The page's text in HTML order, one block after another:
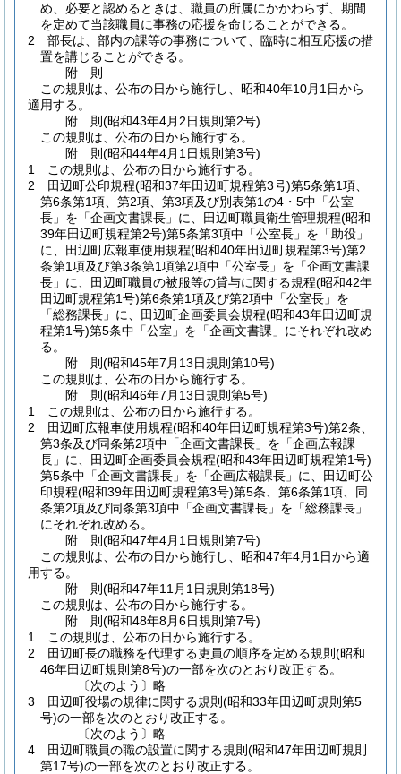
め、必要と認めるときは、職員の所属にかかわらず、期間
を定めて当該職員に事務の応援を命じることができる。
2
部長は、部内の課等の事務について、臨時に相互応援の措
置を講じることができる。
附 則
この規則は、公布の日から施行し、昭和40年10月1日から
適用する。
附 則(昭和43年4月2日規則第2号)
この規則は、公布の日から施行する。
附 則(昭和44年4月1日規則第3号)
1
この規則は、公布の日から施行する。
2
田辺町公印規程(昭和37年田辺町規程第3号)第5条第1項、
第6条第1項、第2項、第3項及び別表第1の4・5中「公室
長」を「企画文書課長」に、田辺町職員衛生管理規程(昭和
39年田辺町規程第2号)第5条第3項中「公室長」を「助役」
に、田辺町広報車使用規程(昭和40年田辺町規程第3号)第2
条第1項及び第3条第1項第2項中「公室長」を「企画文書課
長」に、田辺町職員の被服等の貸与に関する規程(昭和42年
田辺町規程第1号)第6条第1項及び第2項中「公室長」を
「総務課長」に、田辺町企画委員会規程(昭和43年田辺町規
程第1号)第5条中「公室」を「企画文書課」にそれぞれ改め
る。
附 則(昭和45年7月13日規則第10号)
この規則は、公布の日から施行する。
附 則(昭和46年7月13日規則第5号)
1
この規則は、公布の日から施行する。
2
田辺町広報車使用規程(昭和40年田辺町規程第3号)第2条、
第3条及び同条第2項中「企画文書課長」を「企画広報課
長」に、田辺町企画委員会規程(昭和43年田辺町規程第1号)
第5条中「企画文書課長」を「企画広報課長」に、田辺町公
印規程(昭和39年田辺町規程第3号)第5条、第6条第1項、同
条第2項及び同条第3項中「企画文書課長」を「総務課長」
にそれぞれ改める。
附 則(昭和47年4月1日規則第7号)
この規則は、公布の日から施行し、昭和47年4月1日から適
用する。
附 則(昭和47年11月1日規則第18号)
この規則は、公布の日から施行する。
附 則(昭和48年8月6日規則第7号)
1
この規則は、公布の日から施行する。
2
田辺町長の職務を代理する吏員の順序を定める規則 (昭和
46年田辺町規則第8号)の一部を次のとおり改正する。
〔次のよう〕略
3
田辺町役場の規律に関する規則 (昭和33年田辺町規則第5
号)の一部を次のとおり改正する。
〔次のよう〕略
4
田辺町職員の職の設置に関する規則 (昭和47年田辺町規則
第17号)の一部を次のとおり改正する。